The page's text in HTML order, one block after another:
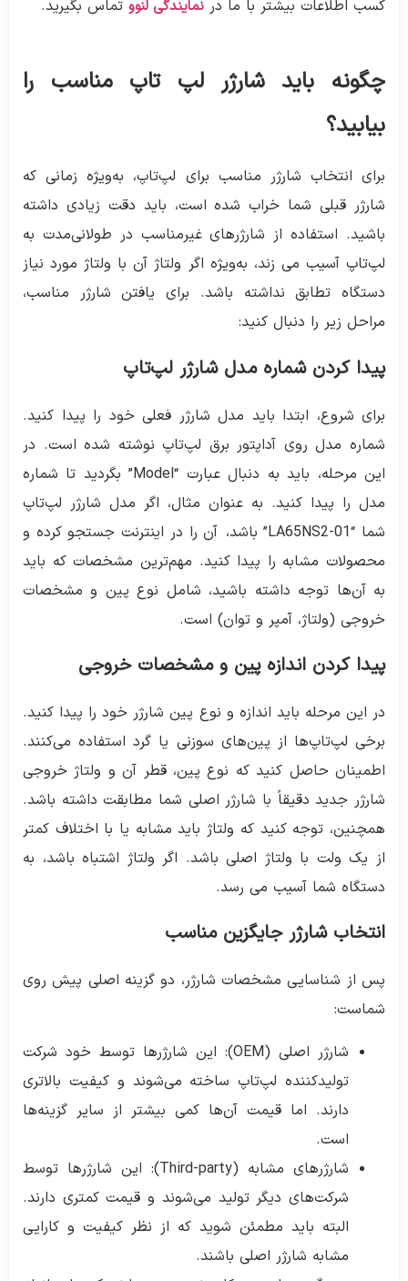
کسب اطلاعات بیشتر با ما در نمایندگی لنوو تماس بگیرید.
چگونه باید شارژر لپ تاپ مناسب را
بیابید؟
برای انتخاب شارژر مناسب برای لپ‌تاپ، به‌ویژه زمانی که
شارژر قبلی شما خراب شده است، باید دقت زیادی داشته
باشید. استفاده از شارژرهای غیرمناسب در طولانی‌مدت به
لپ‌تاپ آسیب می زند، به‌ویژه اگر ولتاژ آن با ولتاژ مورد نیاز
دستگاه تطابق نداشته باشد. برای یافتن شارژر مناسب،
مراحل زیر را دنبال کنید:
پیدا کردن شماره مدل شارژر لپ‌تاپ
برای شروع، ابتدا باید مدل شارژر فعلی خود را پیدا کنید.
شماره مدل روی آداپتور برق لپ‌تاپ نوشته شده است. در
این مرحله، باید به دنبال عبارت “Model” بگردید تا شماره
مدل را پیدا کنید. به عنوان مثال، اگر مدل شارژر لپ‌تاپ
شما “LA65NS2-01” باشد، آن را در اینترنت جستجو کرده و
محصولات مشابه را پیدا کنید. مهم‌ترین مشخصات که باید
به آن‌ها توجه داشته باشید، شامل نوع پین و مشخصات
خروجی (ولتاژ، آمپر و توان) است.
پیدا کردن اندازه پین و مشخصات خروجی
در این مرحله باید اندازه و نوع پین شارژر خود را پیدا کنید.
برخی لپ‌تاپ‌ها از پین‌های سوزنی یا گرد استفاده می‌کنند.
اطمینان حاصل کنید که نوع پین، قطر آن و ولتاژ خروجی
شارژر جدید دقیقاً با شارژر اصلی شما مطابقت داشته باشد.
همچنین، توجه کنید که ولتاژ باید مشابه یا با اختلاف کمتر
از یک ولت با ولتاژ اصلی باشد. اگر ولتاژ اشتباه باشد، به
دستگاه شما آسیب می رسد.
انتخاب شارژر جایگزین مناسب
پس از شناسایی مشخصات شارژر، دو گزینه اصلی پیش روی
شماست:
شارژر اصلی (OEM): این شارژرها توسط خود شرکت
تولیدکننده لپ‌تاپ ساخته می‌شوند و کیفیت بالاتری
دارند. اما قیمت آن‌ها کمی بیشتر از سایر گزینه‌ها
است.
شارژرهای مشابه (Third-party): این شارژرها توسط
شرکت‌های دیگر تولید می‌شوند و قیمت کمتری دارند.
البته باید مطمئن شوید که از نظر کیفیت و کارایی
مشابه شارژر اصلی باشند.